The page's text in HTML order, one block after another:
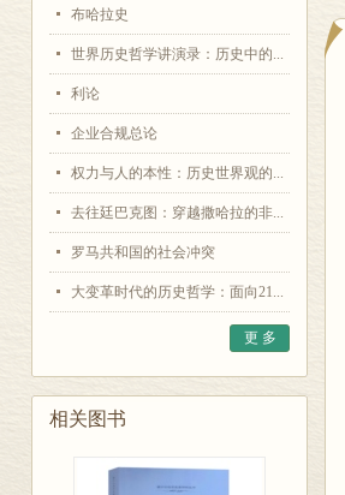
布哈拉史
世界历史哲学讲演录：历史中的...
利论
企业合规总论
权力与人的本性：历史世界观的...
去往廷巴克图：穿越撒哈拉的非...
罗马共和国的社会冲突
大变革时代的历史哲学：面向21...
更 多
相关图书